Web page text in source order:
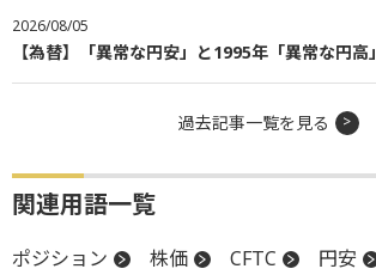
2026/08/05
【為替】「異常な円安」と1995年「異常な円高」
過去記事一覧を見る
関連用語一覧
ポジション 株価 CFTC 円安